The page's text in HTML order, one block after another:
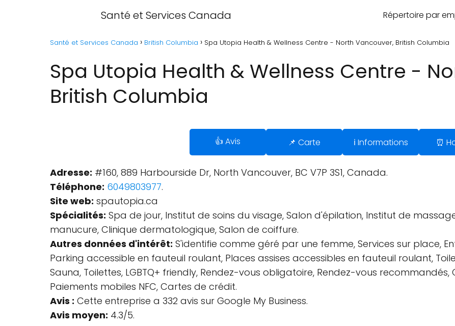
Santé et Services Canada Répertoire par
Santé et Services Canada British Columbia Spa Utopia Health & Wellness Centre - North Vancouver, British Columbia
Spa Utopia Health & Wellness Centre -
British Columbia
👍 Avis 📌 Carte ℹ️ Informations ⏰
Adresse: #160, 889 Harbourside Dr, North Vancouver, BC V7P 3S1, Canada.
Téléphone: 6049803977.
Site web: spautopia.ca
Spécialités: Spa de jour, Institut de soins du visage, Salon d'épilation, Institut de
manucure, Clinique dermatologique, Salon de coiffure.
Autres données d'intérêt: S'identifie comme géré par une femme, Services sur place,
Parking accessible en fauteuil roulant, Places assises accessibles en fauteuil roulant,
Sauna, Toilettes, LGBTQ+ friendly, Rendez-vous obligatoire, Rendez-vous
Paiements mobiles NFC, Cartes de crédit.
Avis : Cette entreprise a 332 avis sur Google My Business.
Avis moyen: 4.3/5.